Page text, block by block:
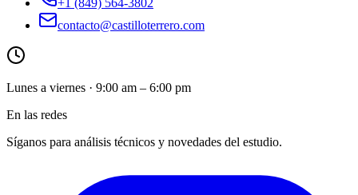
+1 (849) 564-3802
contacto@castilloterrero.com
Lunes a viernes · 9:00 am – 6:00 pm
En las redes
Síganos para análisis técnicos y novedades del estudio.